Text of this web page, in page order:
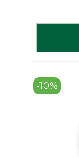
-10%